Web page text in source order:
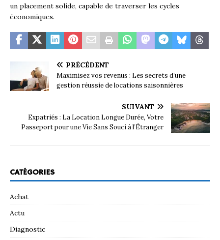
un placement solide, capable de traverser les cycles
économiques.
PRÉCÉDENT
Maximisez vos revenus : Les secrets d’une
gestion réussie de locations saisonnières
SUIVANT
Expatriés : La Location Longue Durée, Votre
Passeport pour une Vie Sans Souci à l’Étranger
CATÉGORIES
Achat
Actu
Diagnostic